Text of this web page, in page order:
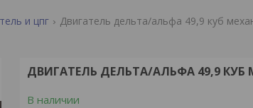
и цпг Двигатель дельта/альфа 49,9 куб
ДВИГАТЕЛЬ ДЕЛЬТА/АЛЬФА 49,9 КУБ
В наличии